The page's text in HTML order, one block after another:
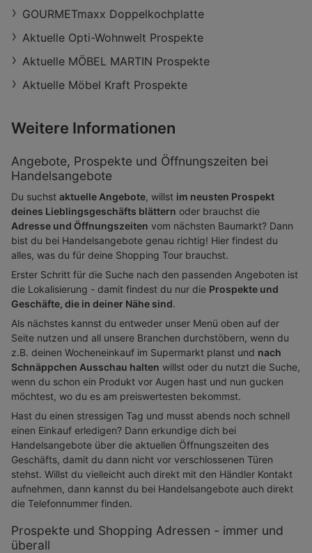
GOURMETmaxx Doppelkochplatte
Aktuelle Opti-Wohnwelt Prospekte
Aktuelle MÖBEL MARTIN Prospekte
Aktuelle Möbel Kraft Prospekte
Weitere Informationen
Angebote, Prospekte und Öffnungszeiten bei
Handelsangebote
Du suchst aktuelle Angebote, willst im neusten Prospekt
deines Lieblingsgeschäfts blättern oder brauchst die
Adresse und Öffnungszeiten vom nächsten Baumarkt? Dann
bist du bei Handelsangebote genau richtig! Hier findest du
alles, was du für deine Shopping Tour brauchst.
Erster Schritt für die Suche nach den passenden Angeboten ist
die Lokalisierung - damit findest du nur die Prospekte und
Geschäfte, die in deiner Nähe sind.
Als nächstes kannst du entweder unser Menü oben auf der
Seite nutzen und all unsere Branchen durchstöbern, wenn du
z.B. deinen Wocheneinkauf im Supermarkt planst und nach
Schnäppchen Ausschau halten willst oder du nutzt die Suche,
wenn du schon ein Produkt vor Augen hast und nun gucken
möchtest, wo du es am preiswertesten bekommst.
Hast du einen stressigen Tag und musst abends noch schnell
einen Einkauf erledigen? Dann erkundige dich bei
Handelsangebote über die aktuellen Öffnungszeiten des
Geschäfts, damit du dann nicht vor verschlossenen Türen
stehst. Willst du vielleicht auch direkt mit den Händler Kontakt
aufnehmen, dann kannst du bei Handelsangebote auch direkt
die Telefonnummer finden.
Prospekte und Shopping Adressen - immer und
überall